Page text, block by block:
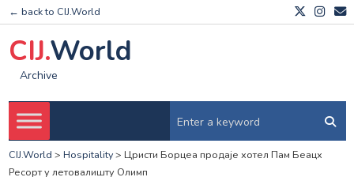
← back to CIJ.World
CIJ.World
Archive
CIJ.World > Hospitality> Цристи Борцеа продаје хотел Пам Беацх
Ресорт у летовалишту Олимп